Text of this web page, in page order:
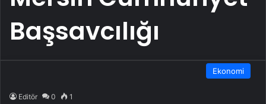
Başsavcılığı
Ekonomi
Editör 0 1